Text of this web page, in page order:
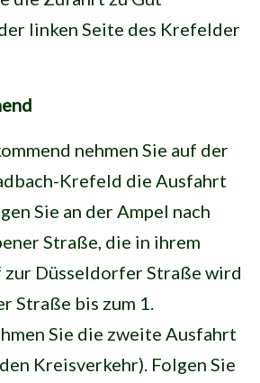
linken Seite des Krefelder
nehmen Sie auf der
Krefeld die Ausfahrt
Sie an der Ampel nach
Straße, die in ihrem
Düsseldorfer Straße wird
Straße bis zum 1.
Sie die zweite Ausfahrt
Kreisverkehr). Folgen Sie